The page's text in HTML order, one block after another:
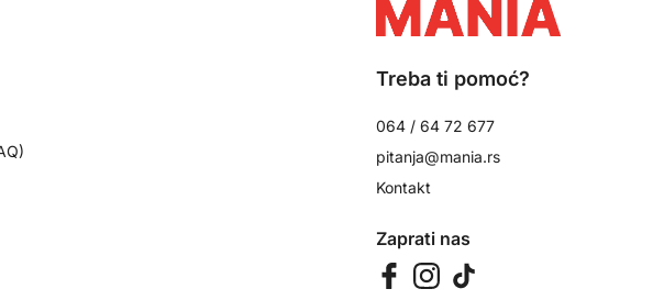
Treba ti pomoć?
064 / 64 72 677
pitanja@mania.rs
Kontakt
Zaprati nas